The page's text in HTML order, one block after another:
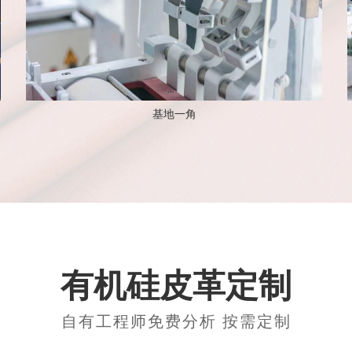
基地一角
有机硅皮革定制
自有工程师免费分析 按需定制